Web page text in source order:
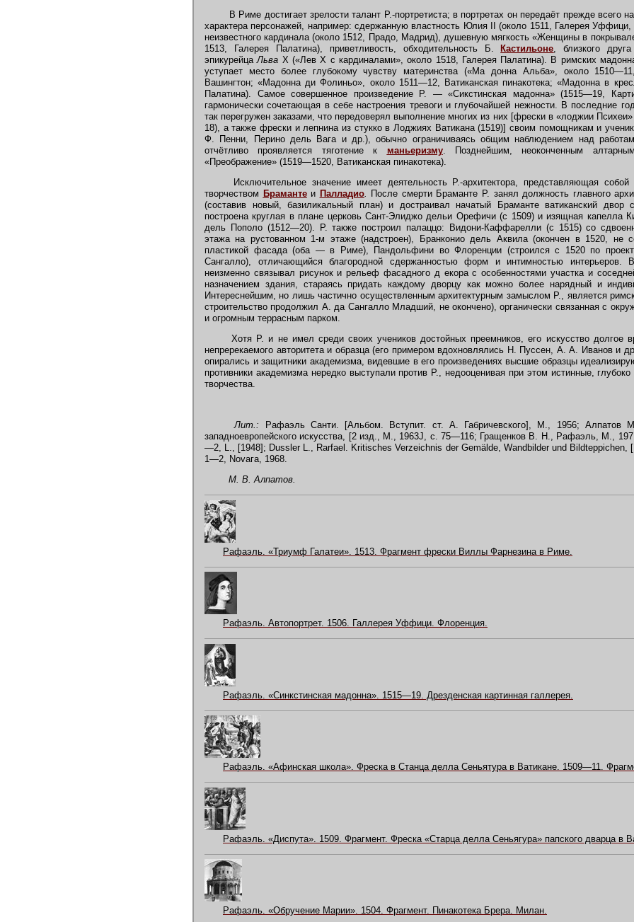
В Риме достигает зрелости талант Р.-портретиста; в портретах он передаёт прежде всего
характера персонажей, например: сдержанную властность Юлия II (около 1511, Галерея
неизвестного кардинала (около 1512, Прадо, Мадрид), душевную мягкость «Женщины в
1513, Галерея Палатина), приветливость, обходительность Б.
Кастильоне, близкого
эпикурейцаЛьва Х («Лев Х с кардиналами», около 1518, Галерея Палатина). В римских
уступает место более глубокому чувству материнства («Ма донна Альба», около
Вашингтон; «Мадонна ди Фолиньо», около 1511—12, Ватиканская пинакотека; «Мадонна в
Палатина). Самое совершенное произведение Р. — «Сикстинская мадонна» (1515—19,
гармонически сочетающая в себе настроения тревоги и глубочайшей нежности. В последние
так перегружен заказами, что передоверял выполнение многих из них [фрески в «лоджии
18), а также фрески и лепнина из стукко в Лоджиях Ватикана (1519)] своим помощникам и
Ф. Пенни, Перино дель Вага и др.), обычно ограничиваясь общим наблюдением над
отчётливо проявляется тяготение к маньеризму. Позднейшим, неоконченным
«Преображение» (1519—1520, Ватиканская пинакотека).
Исключительное значение имеет деятельность Р.-архитектора, представляющая
творчеством Брамантеи Палладио. После смерти Браманте Р. занял должность главного
(составив новый, базиликальный план) и достраивал начатый Браманте ватиканский
построена круглая в плане церковь Сант-Элиджо дельи Орефичи (с 1509) и изящная капелла
дель Пополо (1512—20). Р. также построил палаццо: Видони-Каффарелли (с 1515) со
этажа на рустованном 1-м этаже (надстроен), Бранконио дель Аквила (окончен в 1520, не
пластикой фасада (оба — в Риме), Пандольфини во Флоренции (строился с 1520 по
Сангалло), отличающийся благородной сдержанностью форм и интимностью интерьеров.
неизменно связывал рисунок и рельеф фасадного д екора с особенностями участка и
назначением здания, стараясь придать каждому дворцу как можно более нарядный и
Интереснейшим, но лишь частично осуществленным архитектурным замыслом Р., является
строительство продолжил А. да Сангалло Младший, не окончено), органически связанная с
и огромным террасным парком.
Хотя Р. и не имел среди своих учеников достойных преемников, его искусство долгое
непререкаемого авторитета и образца (его примером вдохновлялись Н. Пуссен, А. А. Иванов и
опирались и защитники академизма, видевшие в его произведениях высшие образцы
противники академизма нередко выступали против Р., недооценивая при этом истинные,
творчества.
Лит.: Рафаэль Санти. [Альбом. Вступит. ст. А. Габричевского], М., 1956;
западноевропейского искусства, [2 изд., М., 1963J, с. 75—116; Гращенков В. Н., Рафаэль, М.,
—2, L., [1948]; Dussler L., Rarfael. Kritisches Verzeichnis der Gemälde, Wandbilder und Bildteppichen,
1—2, Novaга, 1968.
М. В. Алпатов.
Рафаэль. «Триумф Галатеи». 1513. Фрагмент фрески Виллы Фарнезина в Риме.
Рафаэль. Автопортрет. 1506. Галлерея Уффици. Флоренция.
Рафаэль. «Синкстинская мадонна». 1515—19. Дрезденская картинная галлерея.
Рафаэль. «Афинская школа». Фреска в Станца делла Сеньятура в Ватикане. 1509—11.
Рафаэль. «Диспута». 1509. Фрагмент. Фреска «Старца делла Сеньягура» папского дварца в
Рафаэль. «Обручение Марии». 1504. Фрагмент. Пинакотека Брера. Милан.